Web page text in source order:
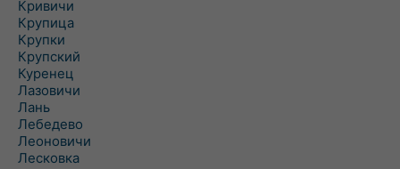
Кривичи
Крупица
Крупки
Крупский
Куренец
Лазовичи
Лань
Лебедево
Леоновичи
Лесковка